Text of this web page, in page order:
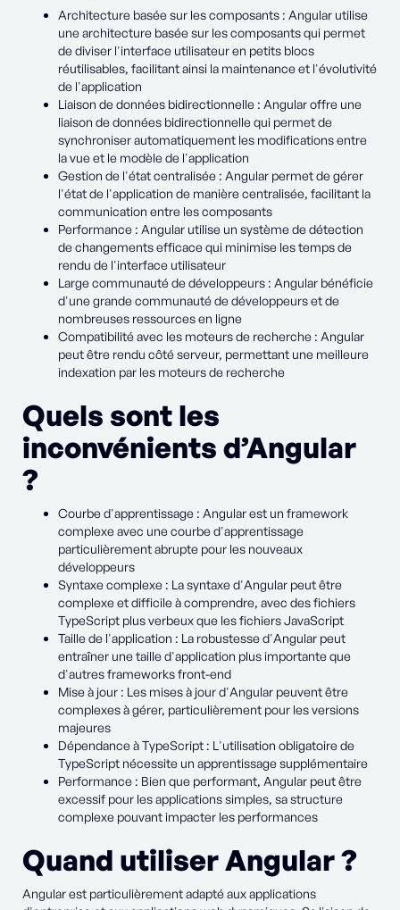
Architecture basée sur les composants : Angular utilise
une architecture basée sur les composants qui permet
de diviser l'interface utilisateur en petits blocs
réutilisables, facilitant ainsi la maintenance et l'évolutivité
de l'application
Liaison de données bidirectionnelle : Angular offre une
liaison de données bidirectionnelle qui permet de
synchroniser automatiquement les modifications entre
la vue et le modèle de l'application
Gestion de l'état centralisée : Angular permet de gérer
l'état de l'application de manière centralisée, facilitant la
communication entre les composants
Performance : Angular utilise un système de détection
de changements efficace qui minimise les temps de
rendu de l'interface utilisateur
Large communauté de développeurs : Angular bénéficie
d'une grande communauté de développeurs et de
nombreuses ressources en ligne
Compatibilité avec les moteurs de recherche : Angular
peut être rendu côté serveur, permettant une meilleure
indexation par les moteurs de recherche
Quels sont les
inconvénients d’Angular
?
Courbe d'apprentissage : Angular est un framework
complexe avec une courbe d'apprentissage
particulièrement abrupte pour les nouveaux
développeurs
Syntaxe complexe : La syntaxe d'Angular peut être
complexe et difficile à comprendre, avec des fichiers
TypeScript plus verbeux que les fichiers JavaScript
Taille de l'application : La robustesse d'Angular peut
entraîner une taille d'application plus importante que
d'autres frameworks front-end
Mise à jour : Les mises à jour d'Angular peuvent être
complexes à gérer, particulièrement pour les versions
majeures
Dépendance à TypeScript : L'utilisation obligatoire de
TypeScript nécessite un apprentissage supplémentaire
Performance : Bien que performant, Angular peut être
excessif pour les applications simples, sa structure
complexe pouvant impacter les performances
Quand utiliser Angular ?
Angular est particulièrement adapté aux applications